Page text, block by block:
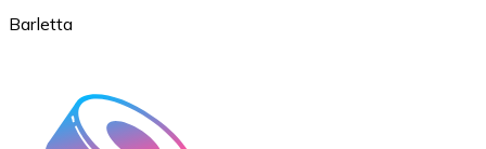
Ethereum
Barletta